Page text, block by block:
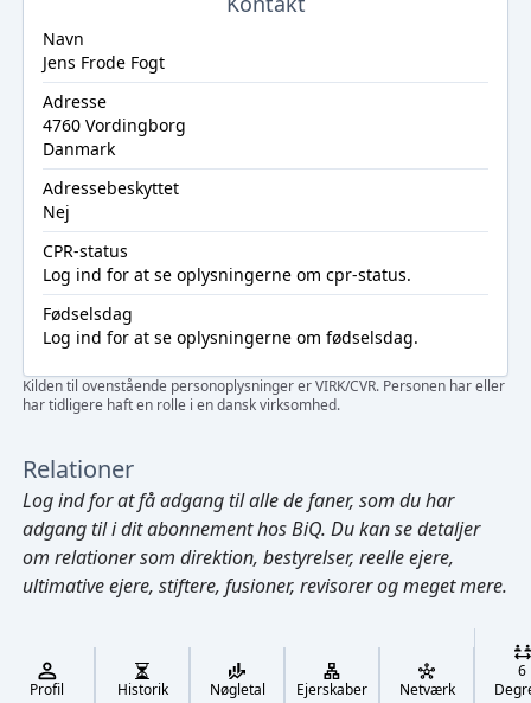
Cmd/Ctrl + K
Navn
Jens Frode Fogt
Adresse
4760 Vordingborg
Danmark
Adressebeskyttet
Nej
CPR-status
Log ind for at se oplysningerne om cpr-status.
Fødselsdag
Log ind for at se oplysningerne om fødselsdag.
Kilden til ovenstående personoplysninger er VIRK/CVR. Personen har eller
har tidligere haft en rolle i en dansk virksomhed.
Relationer
Log indfor at få adgang til alle de faner, som du har
adgang til i dit abonnement hos BiQ. Du kan se detaljer
om relationer som direktion, bestyrelser, reelle ejere,
ultimative ejere, stiftere, fusioner, revisorer og meget mere.
Profil Historik Nøgletal Ejerskaber Netværk
6